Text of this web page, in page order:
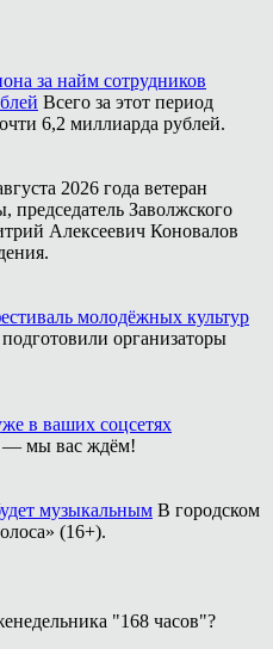
за найм сотрудников
Всего за этот период
6,2 миллиарда рублей.
2026 года ветеран
Заволжского
Алексеевич Коновалов
молодёжных культур
организаторы
в ваших соцсетях
— мы вас ждём!
музыкальным В городском
(16+).
"168 часов"?